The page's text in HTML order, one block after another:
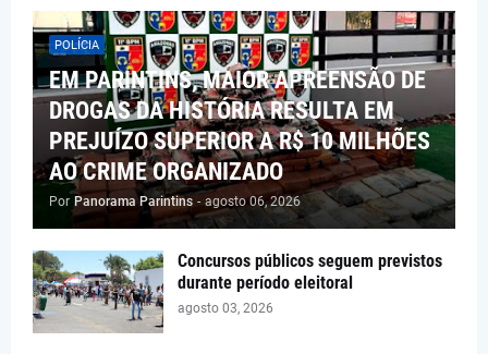
POLÍCIA
EM PARINTINS, MAIOR APREENSÃO DE
DROGAS DA HISTÓRIA RESULTA EM
PREJUÍZO SUPERIOR A R$ 10 MILHÕES
AO CRIME ORGANIZADO
Por Panorama Parintins - agosto 06, 2026
Concursos públicos seguem previstos
durante período eleitoral
agosto 03, 2026